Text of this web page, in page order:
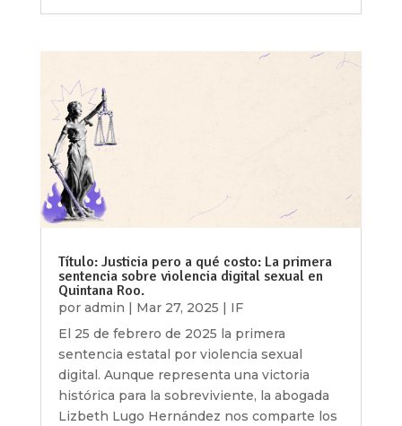
Título: Justicia pero a qué costo: La primera
sentencia sobre violencia digital sexual en
Quintana Roo.
por admin | Mar 27, 2025 | IF
El 25 de febrero de 2025 la primera
sentencia estatal por violencia sexual
digital. Aunque representa una victoria
histórica para la sobreviviente, la abogada
Lizbeth Lugo Hernández nos comparte los